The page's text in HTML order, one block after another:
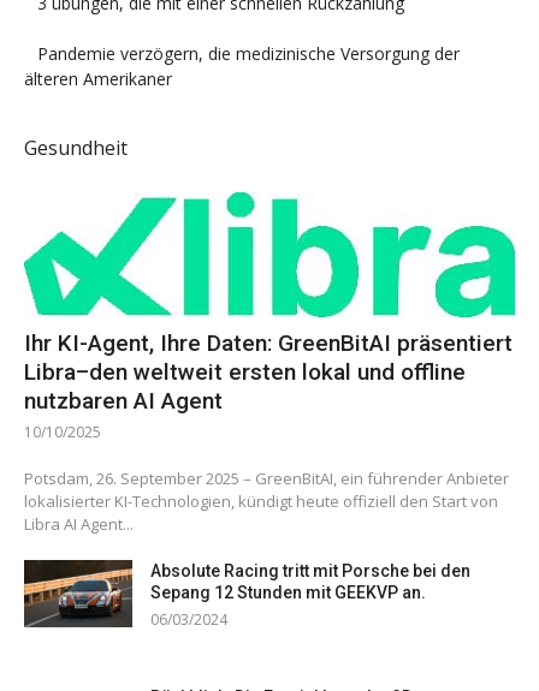
Pandemie verzögern, die medizinische Versorgung der
älteren Amerikaner
Gesundheit
Ihr KI-Agent, Ihre Daten: GreenBitAI präsentiert
Libra–den weltweit ersten lokal und offline
nutzbaren AI Agent
10/10/2025
Potsdam, 26. September 2025 – GreenBitAI, ein führender Anbieter
lokalisierter KI-Technologien, kündigt heute offiziell den Start von
Libra AI Agent...
Absolute Racing tritt mit Porsche bei den
Sepang 12 Stunden mit GEEKVP an.
06/03/2024